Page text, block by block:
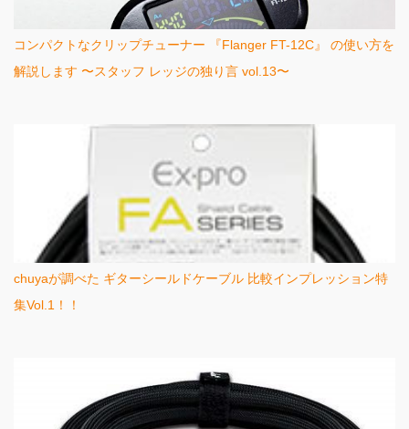
コンパクトなクリップチューナー 『Flanger FT-12C』 の使い方を
解説します 〜スタッフ レッジの独り言 vol.13〜
chuyaが調べた ギターシールドケーブル 比較インプレッション特
集Vol.1！！